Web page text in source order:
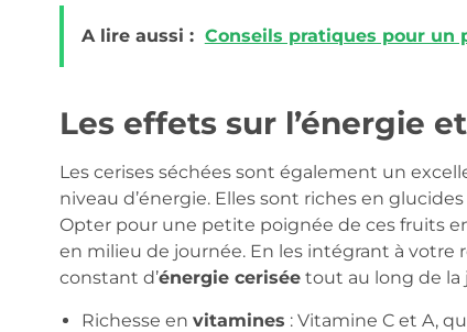
A lire aussi : Conseils pratiques pour un
Les effets sur l’énergie
Les cerises séchées sont également un
niveau d’énergie. Elles sont riches en
Opter pour une petite poignée de ces fruits
en milieu de journée. En les intégrant à votre
constant d’énergie ceriséetout au long de la
Richesse en vitamines : Vitamine C et A,